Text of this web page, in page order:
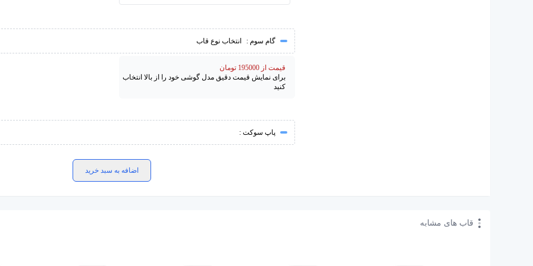
گام سوم : انتخاب نوع قاب
قیمت از 195000 تومان
برای نمایش قیمت دقیق مدل گوشی خود را از بالا انتخاب
کنید
پاپ سوکت :
اضافه به سبد خرید
قاب های مشابه